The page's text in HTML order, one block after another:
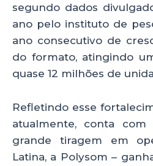
segundo dados
ano pelo instituto de
ano consecutivo de
do formato, atingindo
quase 12 milhões de
Refletindo esse
atualmente, conta
grande tiragem em
Latina, a Polysom –